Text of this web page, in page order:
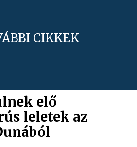
CIKKEK
elő
leletek az